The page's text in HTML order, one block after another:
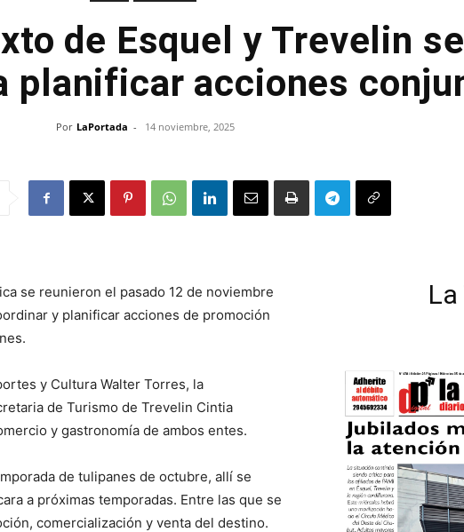
de Esquel y Trevelin se
planificar acciones
Por LaPortada - 14 noviembre, 2025
se reunieron el pasado 12 de noviembre
y planificar acciones de promoción
y Cultura Walter Torres, la
de Turismo de Trevelin Cintia
y gastronomía de ambos entes.
de tulipanes de octubre, allí se
a próximas temporadas. Entre las que se
comercialización y venta del destino.
La